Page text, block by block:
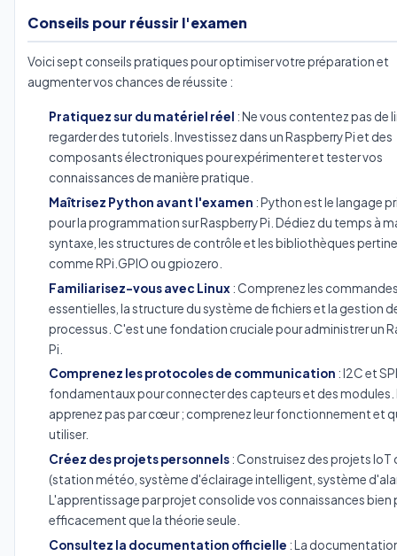
Conseils pour réussir l'examen
Voici sept conseils pratiques pour optimiser votre préparation et
augmenter vos chances de réussite :
Pratiquez sur du matériel réel : Ne vous contentez pas de
regarder des tutoriels. Investissez dans un Raspberry Pi et des
composants électroniques pour expérimenter et tester vos
connaissances de manière pratique.
Maîtrisez Python avant l'examen : Python est le langage
pour la programmation sur Raspberry Pi. Dédiez du temps à
syntaxe, les structures de contrôle et les bibliothèques
comme RPi.GPIO ou gpiozero.
Familiarisez-vous avec Linux: Comprenez les
essentielles, la structure du système de fichiers et la gestion
processus. C'est une fondation cruciale pour administrer un
Pi.
Comprenez les protocoles de communication : I2C et
fondamentaux pour connecter des capteurs et des modules.
apprenez pas par cœur ; comprenez leur fonctionnement et
utiliser.
Créez des projets personnels: Construisez des projets IoT
(station météo, système d'éclairage intelligent, système
L'apprentissage par projet consolide vos connaissances bien
efficacement que la théorie seule.
Consultez la documentation officielle : La